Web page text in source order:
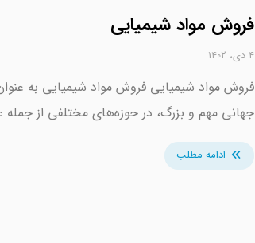
فروش مواد شیمیایی
۴ دی، ۱۴۰۲
فروش مواد شیمیایی فروش مواد شیمیایی به
جهانی مهم و بزرگ، در حوزه‌های مختلفی از جمله
ادامه مطلب